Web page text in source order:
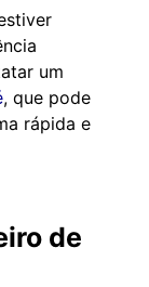
um
, que pode
rápida e
de